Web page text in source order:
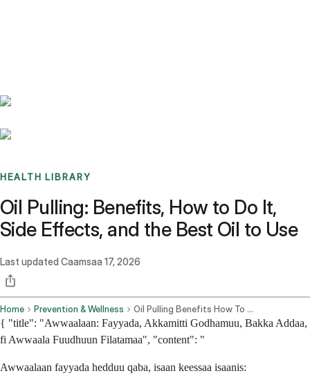
HEALTH LIBRARY
Oil Pulling: Benefits, How to Do It,
Side Effects, and the Best Oil to Use
Last updated Caamsaa 17, 2026
Home Prevention & Wellness Oil Pulling Benefits How To Do It Side Effects And The Best Oil To Use
{ "title": "Awwaalaan: Fayyada, Akkamitti Godhamuu, Bakka Addaa,
fi Awwaala Fuudhuun Filatamaa", "content": "
Awwaalaan fayyada hedduu qaba, isaan keessaa isaanis: